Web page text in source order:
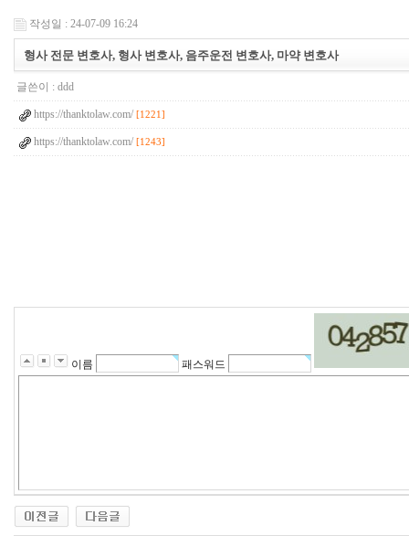
작성일 : 24-07-09 16:24
형사 전문 변호사, 형사 변호사, 음주운전 변호사, 마약 변호사
글쓴이 : ddd
https://thanktolaw.com/ [1221]
https://thanktolaw.com/ [1243]
이름 패스워드